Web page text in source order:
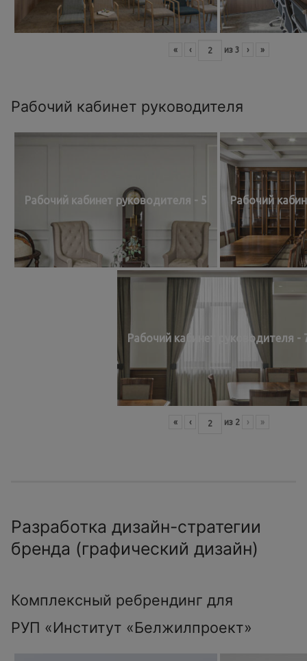
« ‹ из 3 › »
Рабочий кабинет руководителя
Рабочий кабинет руководителя - 5 Рабочий
Рабочий кабинет руководителя -
« ‹ из 2 › »
Разработка дизайн-стратегии
бренда (графический дизайн)
Комплексный ребрендинг для
РУП «Институт «Белжилпроект»